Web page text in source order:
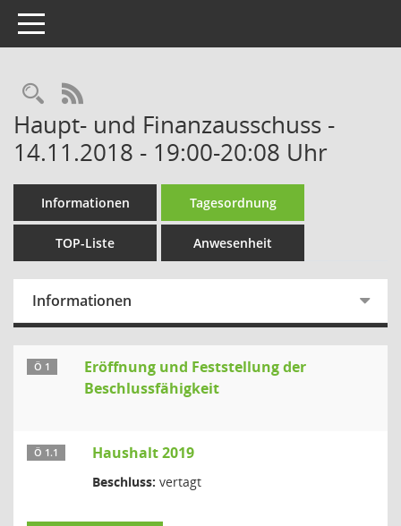
Toggle navigation
Rechercheauswahl
RSS-Feed
Haupt- und Finanzausschuss -
14.11.2018 - 19:00-20:08 Uhr
Informationen Tagesordnung
TOP-Liste Anwesenheit
Informationen
Ö 1
Eröffnung und Feststellung der
Beschlussfähigkeit
Ö 1.1 Haushalt 2019
Beschluss: vertagt